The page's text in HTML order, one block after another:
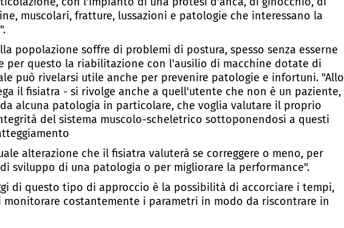
muscolari, fratture, lussazioni e patologie che interessano la
popolazione soffre di problemi di postura, spesso senza esserne
per questo la riabilitazione con l'ausilio di macchine dotate di
può rivelarsi utile anche per prevenire patologie e infortuni. "Allo
il fisiatra - si rivolge anche a quell'utente che non è un paziente,
alcuna patologia in particolare, che voglia valutare il proprio
del sistema muscolo-scheletrico sottoponendosi a questi
alterazione che il fisiatra valuterà se correggere o meno, per
sviluppo di una patologia o per migliorare la performance".
di questo tipo di approccio è la possibilità di accorciare i tempi,
monitorare costantemente i parametri in modo da riscontrare in